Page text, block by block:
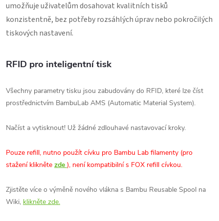
umožňuje uživatelům dosahovat kvalitních tisků
konzistentně, bez potřeby rozsáhlých úprav nebo pokročilých
tiskových nastavení.
RFID pro inteligentní tisk
Všechny parametry tisku jsou zabudovány do RFID, které lze číst
prostřednictvím BambuLab AMS (Automatic Material System).
Načíst a vytisknout! Už žádné zdlouhavé nastavovací kroky.
Pouze refill, nutno použít cívku pro Bambu Lab filamenty (pro
stažení klikněte zde ), není kompatibilní s FOX refill cívkou.
Zjistěte více o výměně nového vlákna s Bambu Reusable Spool na
Wiki, klikněte zde.